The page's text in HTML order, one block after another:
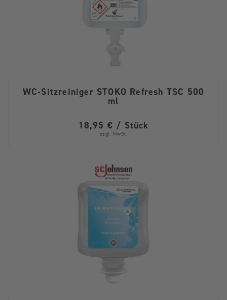
WC-Sitzreiniger STOKO Refresh TSC 500
ml
18,95 € / Stück
zzgl. MwSt.